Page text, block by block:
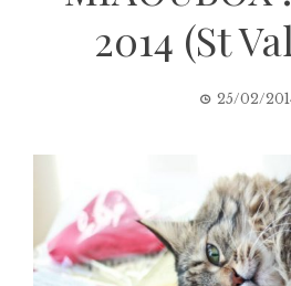
2014 (St
25/02/